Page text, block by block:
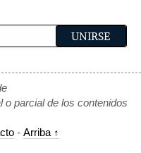
o parcial de los contenidos
- Arriba ↑